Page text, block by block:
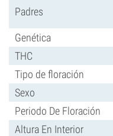
Padres
Genética
THC
Tipo de floración
Sexo
Periodo De Floración
Altura En Interior